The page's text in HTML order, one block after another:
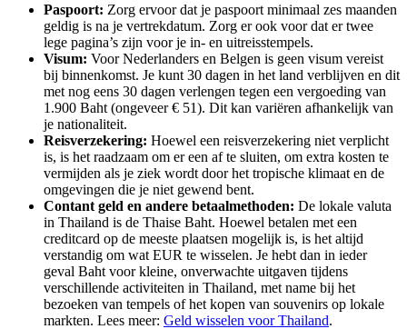
Paspoort: Zorg ervoor dat je paspoort minimaal zes maanden
geldig is na je vertrekdatum. Zorg er ook voor dat er twee
lege pagina’s zijn voor je in- en uitreisstempels.
Visum: Voor Nederlanders en Belgen is geen visum vereist
bij binnenkomst. Je kunt 30 dagen in het land verblijven en dit
met nog eens 30 dagen verlengen tegen een vergoeding van
1.900 Baht (ongeveer € 51). Dit kan variëren afhankelijk van
je nationaliteit.
Reisverzekering: Hoewel een reisverzekering niet verplicht
is, is het raadzaam om er een af te sluiten, om extra kosten te
vermijden als je ziek wordt door het tropische klimaat en de
omgevingen die je niet gewend bent.
Contant geld en andere betaalmethoden: De lokale valuta
in Thailand is de Thaise Baht. Hoewel betalen met een
creditcard op de meeste plaatsen mogelijk is, is het altijd
verstandig om wat EUR te wisselen. Je hebt dan in ieder
geval Baht voor kleine, onverwachte uitgaven tijdens
verschillende activiteiten in Thailand, met name bij het
bezoeken van tempels of het kopen van souvenirs op lokale
markten. Lees meer: Geld wisselen voor Thailand.